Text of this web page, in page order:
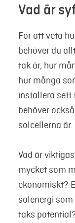
Vad är
För att veta
behöver du
tak är, hur
hur många
installera sett
behöver
solcellerna är.
Vad är
mycket som
ekonomiskt?
solenergi
taks